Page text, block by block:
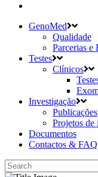
GenoMed
Qualidade
Parcerias e
Testes
Clínicos
Investigação
Publicações
Projetos de
Documentos
Contactos &